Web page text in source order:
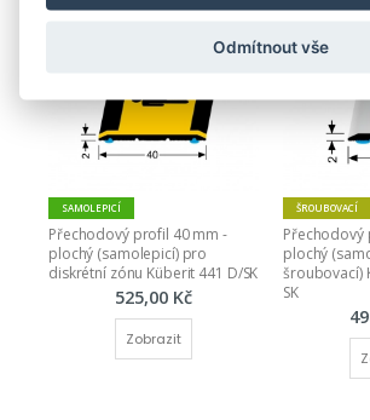
SAMOLEPICÍ
Přechodový profil 40 mm -
plochý (samolepicí) pro
diskrétní zónu Küberit 441 D/SK
525,00 Kč
Zobrazit
ŠROUBOVACÍ
Přechodový
plochý
šroubovací)
SK
Odmítnout vše